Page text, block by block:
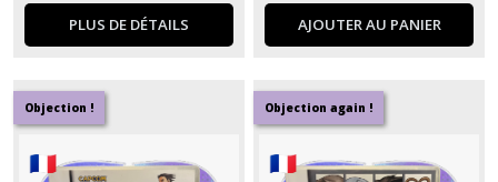
PLUS DE DÉTAILS AJOUTER AU PANIER
Objection ! Objection again !